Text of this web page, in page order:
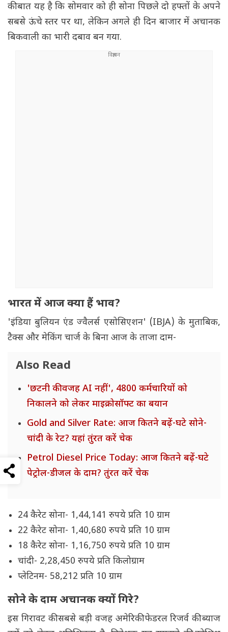
की बात यह है कि सोमवार को ही सोना पिछले दो हफ्तों के अपने
सबसे ऊंचे स्तर पर था, लेकिन अगले ही दिन बाजार में अचानक
बिकवाली का भारी दबाव बन गया.
भारत में आज क्या हैं भाव?
'इंडिया बुलियन एंड ज्वैलर्स एसोसिएशन' (IBJA) के मुताबिक,
टैक्स और मेकिंग चार्ज के बिना आज के ताजा दाम-
Also Read
'छटनी की वजह AI नहीं', 4800 कर्मचारियों को
निकालने को लेकर माइक्रोसॉफ्ट का बयान
Gold and Silver Rate: आज कितने बढ़ें-घटे सोने-
चांदी के रेट? यहां तुंरत करें चेक
Petrol Diesel Price Today: आज कितने बढ़ें-घटे
पेट्रोल-डीजल के दाम? तुंरत करें चेक
24 कैरेट सोना- 1,44,141 रुपये प्रति 10 ग्राम
22 कैरेट सोना- 1,40,680 रुपये प्रति 10 ग्राम
18 कैरेट सोना- 1,16,750 रुपये प्रति 10 ग्राम
चांदी- 2,28,450 रुपये प्रति किलोग्राम
प्लेटिनम- 58,212 प्रति 10 ग्राम
सोने के दाम अचानक क्यों गिरे?
इस गिरावट की सबसे बड़ी वजह अमेरिकी फेडरल रिजर्व की ब्याज